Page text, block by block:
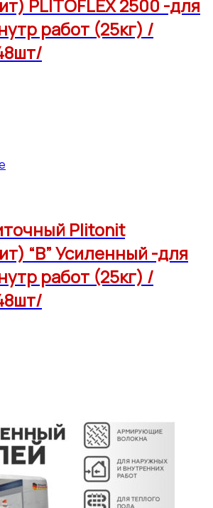
PLITOFLEX 2500 -для
работ (25кг) /
Plitonit
“B” Усиленный -для
работ (25кг) /